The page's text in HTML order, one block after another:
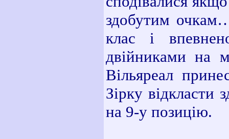
здобутим
клас і
двійниками на
Вільяреал
Зірку відкласти
на 9-у позицію.